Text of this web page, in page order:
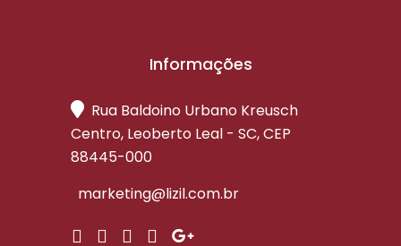
Informações
Rua Baldoino Urbano Kreusch
Centro, Leoberto Leal - SC, CEP
88445-000
marketing@lizil.com.br